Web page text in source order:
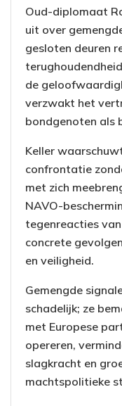
Oud-diplomaat
uit over
gesloten deuren
de
verzwakt het
bondgenoten als
Keller
confrontatie
met zich
NAVO-
tegenreacties
concrete
en veiligheid.
Gemengde
schadelijk; ze
met Europese
opereren,
slagkracht en
machtspolitieke